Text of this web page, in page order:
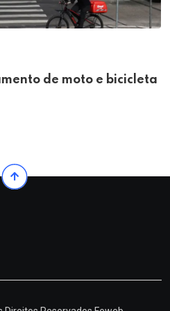
de moto e bicicleta